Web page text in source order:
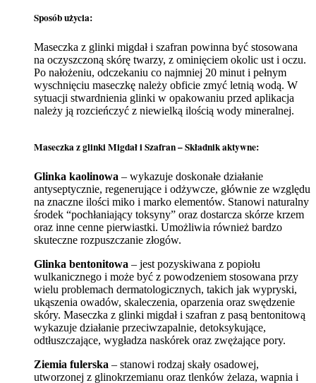
Sposób użycia:
Maseczka z glinki migdał i szafran powinna być stosowana
na oczyszczoną skórę twarzy, z ominięciem okolic ust i oczu.
Po nałożeniu, odczekaniu co najmniej 20 minut i pełnym
wyschnięciu maseczkę należy obficie zmyć letnią wodą. W
sytuacji stwardnienia glinki w opakowaniu przed aplikacja
należy ją rozcieńczyć z niewielką ilością wody mineralnej.
Maseczka z glinki Migdał i Szafran – Składnik aktywne:
Glinka kaolinowa – wykazuje doskonałe działanie
antyseptycznie, regenerujące i odżywcze, głównie ze względu
na znaczne ilości miko i marko elementów. Stanowi naturalny
środek “pochłaniający toksyny” oraz dostarcza skórze krzem
oraz inne cenne pierwiastki. Umożliwia również bardzo
skuteczne rozpuszczanie złogów.
Glinka bentonitowa – jest pozyskiwana z popiołu
wulkanicznego i może być z powodzeniem stosowana przy
wielu problemach dermatologicznych, takich jak wypryski,
ukąszenia owadów, skaleczenia, oparzenia oraz swędzenie
skóry. Maseczka z glinki migdał i szafran z pasą bentonitową
wykazuje działanie przeciwzapalnie, detoksykujące,
odtłuszczające, wygładza naskórek oraz zwężające pory.
Ziemia fulerska – stanowi rodzaj skały osadowej,
utworzonej z glinokrzemianu oraz tlenków żelaza, wapnia i